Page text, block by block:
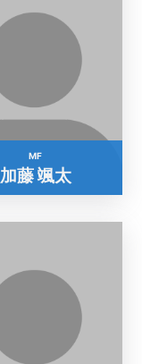
MF
加藤 颯太